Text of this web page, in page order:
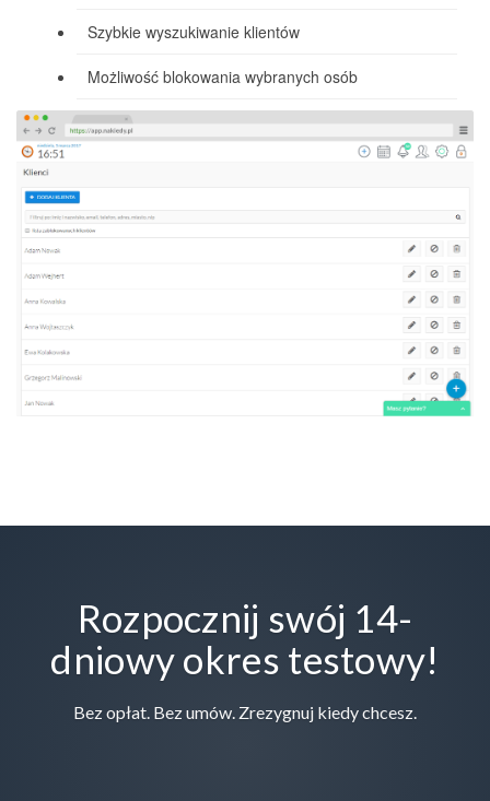
Szybkie wyszukiwanie klientów
Możliwość blokowania wybranych osób
Rozpocznij swój 14-
dniowy okres testowy!
Bez opłat. Bez umów. Zrezygnuj kiedy chcesz.